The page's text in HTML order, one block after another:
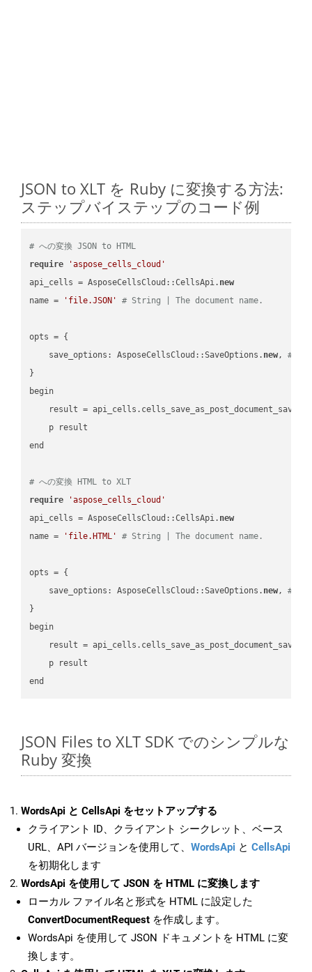
JSON to XLT を Ruby に変換する方法:
ステップバイステップのコード例
# への変換 JSON to HTML
require
'aspose_cells_cloud'
api_cells = AsposeCellsCloud::CellsApi. new
name =
'file.JSON' # String | The document name.
opts = {
    save_options: AsposeCellsCloud::SaveOptions.
new, #
}
begin
result =
    p result
end
# への変換 HTML to XLT
require
'aspose_cells_cloud'
api_cells = AsposeCellsCloud::CellsApi. new
name =
'file.HTML' # String | The document name.
opts = {
    save_options: AsposeCellsCloud::SaveOptions.
new, #
}
begin
result =
    p result
JSON Files to XLT SDK でのシンプルな
Ruby 変換
WordsApi と CellsApi をセットアップする
クライアント ID、クライアント シークレット、ベース
URL、API バージョンを使用して、 WordsApi と CellsApi
を初期化します
WordsApi を使用して JSON を HTML に変換します
ローカル ファイル名と形式を HTML に設定した
ConvertDocumentRequest を作成します。
WordsApi を使用して JSON ドキュメントを HTML に変
換します。